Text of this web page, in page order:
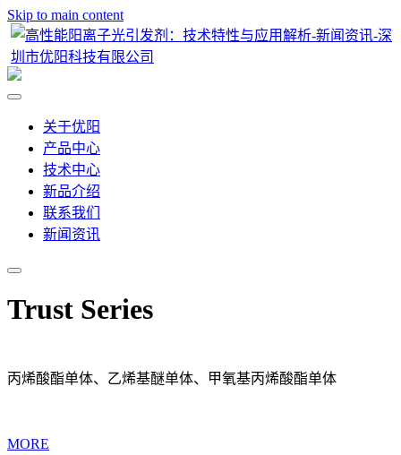
Skip to main content
关于优阳
产品中心
技术中心
新品介绍
联系我们
新闻资讯
Trust Series
丙烯酸酯单体、乙烯基醚单体、甲氧基丙烯酸酯单体
MORE